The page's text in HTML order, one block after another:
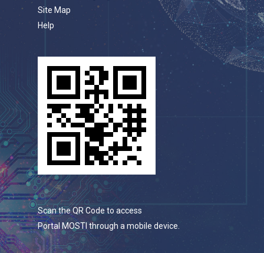
Site Map
Help
Scan the QR Code to access
Portal MOSTI through a mobile device.